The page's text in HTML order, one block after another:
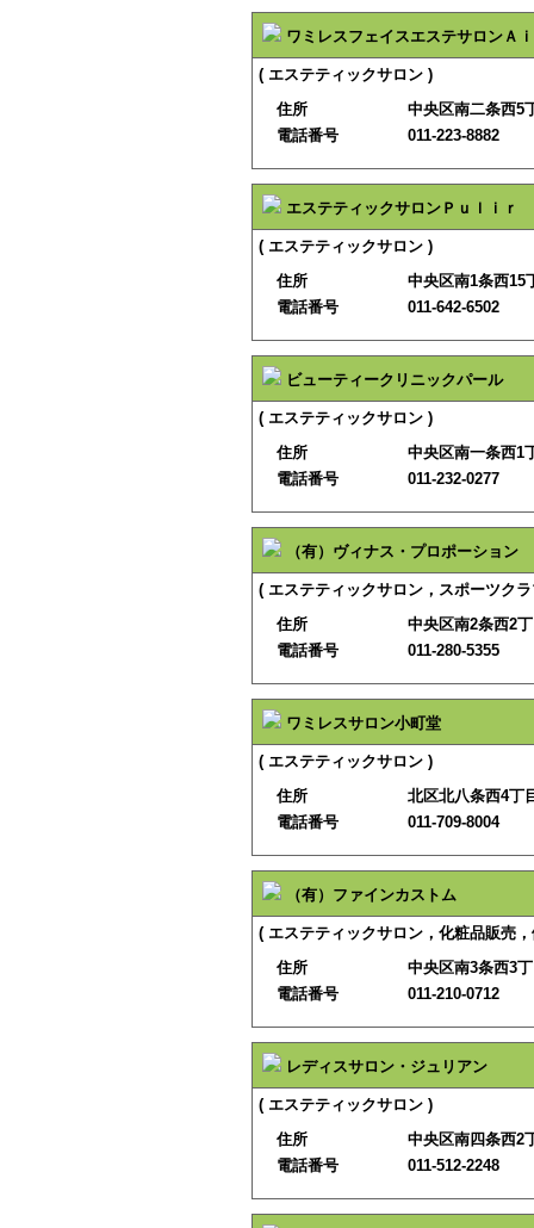
ワミレスフェイスエステサロンＡ
( エステティックサロン )
住所
中央区南二条西5
電話番号
011-223-8882
エステティックサロンＰｕｌｉｒ
( エステティックサロン )
住所
中央区南1条西15
電話番号
011-642-6502
ビューティークリニックパール
( エステティックサロン )
住所
中央区南一条西1
電話番号
011-232-0277
（有）ヴィナス・プロポーション
( エステティックサロン，スポーツク
住所
中央区南2条西2
電話番号
011-280-5355
ワミレスサロン小町堂
( エステティックサロン )
住所
北区北八条西4丁
電話番号
011-709-8004
（有）ファインカストム
( エステティックサロン，化粧品販売
住所
中央区南3条西3
電話番号
011-210-0712
レディスサロン・ジュリアン
( エステティックサロン )
住所
中央区南四条西2
電話番号
011-512-2248